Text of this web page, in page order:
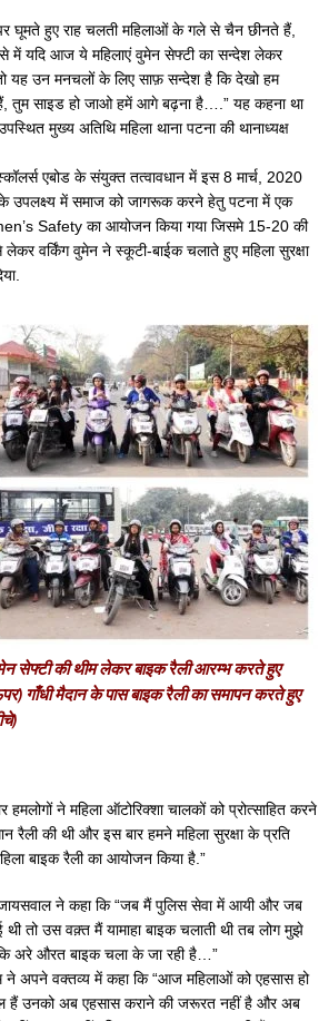
घूमते हुए राह चलती महिलाओं के गले से चैन छीनते हैं,
में यदि आज ये महिलाएं वुमेन सेफ्टी का सन्देश लेकर
तो यह उन मनचलों के लिए साफ़ सन्देश है कि देखो हम
तुम साइड हो जाओ हमें आगे बढ़ना है….” यह कहना था
मुख्य अतिथि महिला थाना पटना की थानाध्यक्ष
एबोड के संयुक्त तत्वावधान में इस 8 मार्च, 2020
के उपलक्ष्य में समाज को जागरूक करने हेतु पटना में एक
Safety का आयोजन किया गया जिसमे 15-20 की
वर्किंग वुमेन ने स्कूटी-बाईक चलाते हुए महिला सुरक्षा
सेफ्टी की थीम लेकर बाइक रैली आरम्भ करते हुए
गाँधी मैदान के पास बाइक रैली का समापन करते हुए
हमलोगों ने महिला ऑटोरिक्शा चालकों को प्रोत्साहित करने
रैली की थी और इस बार हमने महिला सुरक्षा के प्रति
बाइक रैली का आयोजन किया है.”
ने कहा कि “जब मैं पुलिस सेवा में आयी और जब
थी तो उस वक़्त मैं यामाहा बाइक चलाती थी तब लोग मुझे
अरे औरत बाइक चला के जा रही है…”
ने अपने वक्तव्य में कहा कि “आज महिलाओं को एहसास हो
हैं उनको अब एहसास कराने की जरूरत नहीं है और अब